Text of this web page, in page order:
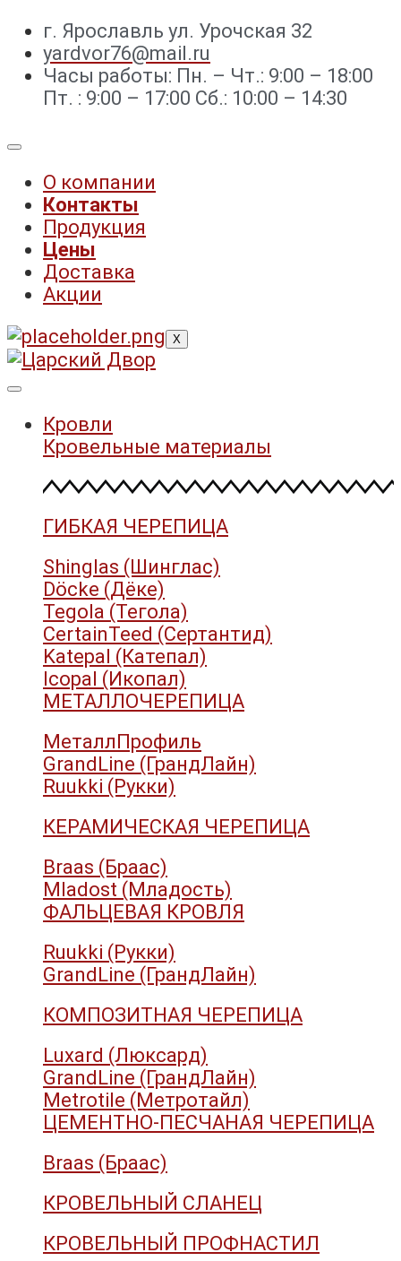
г. Ярославль ул. Урочская 32 ⁣⁣⁣⁣
yardvor76@mail.ru
Часы работы: Пн. – Чт.: 9:00 – 18:00
Пт. : 9:00 – 17:00 Сб.: 10:00 – 14:30
О компании
Контакты
Продукция
Цены
Доставка
Акции
X
Кровли
Кровельные материалы
ГИБКАЯ ЧЕРЕПИЦА
Shinglas (Шинглас)
Döcke (Дёке)
Tegola (Тегола)
CertainTeed (Сертантид)
Katepal (Катепал)
Icopal (Икопал)
МЕТАЛЛОЧЕРЕПИЦА
МеталлПрофиль
GrandLine (ГрандЛайн)
Ruukki (Рукки)
КЕРАМИЧЕСКАЯ ЧЕРЕПИЦА
Braas (Браас)
Mladost (Младость)
ФАЛЬЦЕВАЯ КРОВЛЯ
Ruukki (Рукки)
GrandLine (ГрандЛайн)
КОМПОЗИТНАЯ ЧЕРЕПИЦА
Luxard (Люксард)
GrandLine (ГрандЛайн)
Metrotile (Метротайл)
ЦЕМЕНТНО-ПЕСЧАНАЯ ЧЕРЕПИЦА
Braas (Браас)
КРОВЕЛЬНЫЙ СЛАНЕЦ
КРОВЕЛЬНЫЙ ПРОФНАСТИЛ